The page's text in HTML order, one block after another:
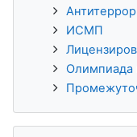
Антитеррор
ИСМП
Олимпиада